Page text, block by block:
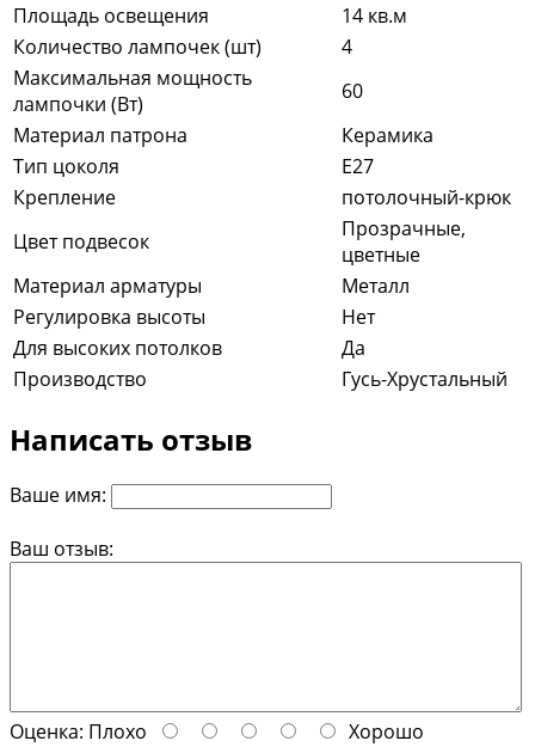
Площадь освещения
14 кв.м
Количество лампочек (шт)
4
Максимальная мощность
лампочки (Вт)
60
Материал патрона
Керамика
Тип цоколя
E27
Крепление
потолочный-крюк
Цвет подвесок
Прозрачные,
цветные
Материал арматуры
Металл
Регулировка высоты
Нет
Для высоких потолков
Да
Производство
Гусь-Хрустальный
Написать отзыв
Ваше имя:
Ваш отзыв:
Оценка: Плохо
Хорошо